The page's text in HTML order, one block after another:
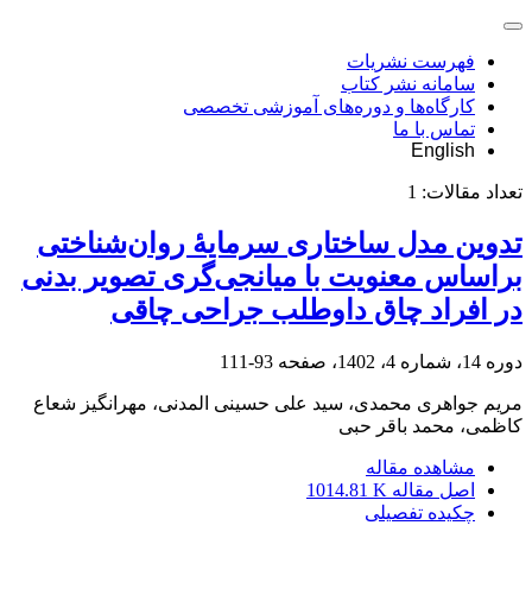
فهرست نشریات
سامانه نشر کتاب
کارگاه‌ها و دوره‌های آموزشی تخصصی
تماس با ما
English
تعداد مقالات: 1
تدوین مدل ساختاری سرمایۀ روان‌شناختی
براساس معنویت با میانجی‌گری تصویر بدنی
در افراد چاق داوطلب جراحی چاقی
دوره 14، شماره 4، 1402، صفحه 93-111
مریم جواهری محمدی، سید علی حسینی المدنی، مهرانگیز شعاع
کاظمی، محمد باقر حبی
مشاهده مقاله
اصل مقاله 1014.81 K
چکیده تفصیلی